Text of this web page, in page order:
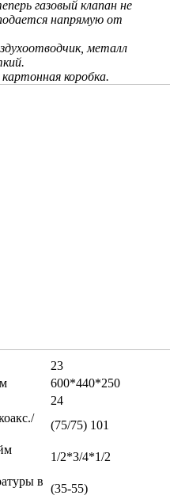
газовый клапан не
напрямую от
металл
коробка.
23
600*440*250
24
(75/75) 101
1/2*3/4*1/2
в
(35-55)